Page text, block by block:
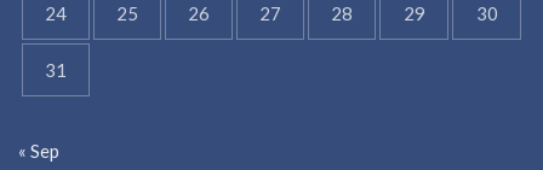
24 25 26 27 28 29 30
31
« Sep